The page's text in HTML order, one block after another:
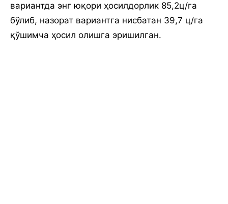
вариантда энг юқори ҳосилдорлик 85,2ц/га
бўлиб, назорат вариантга нисбатан 39,7 ц/га
қўшимча ҳосил олишга эришилган.